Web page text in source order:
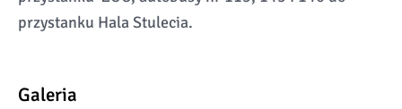
przystanku Hala Stulecia.
Galeria